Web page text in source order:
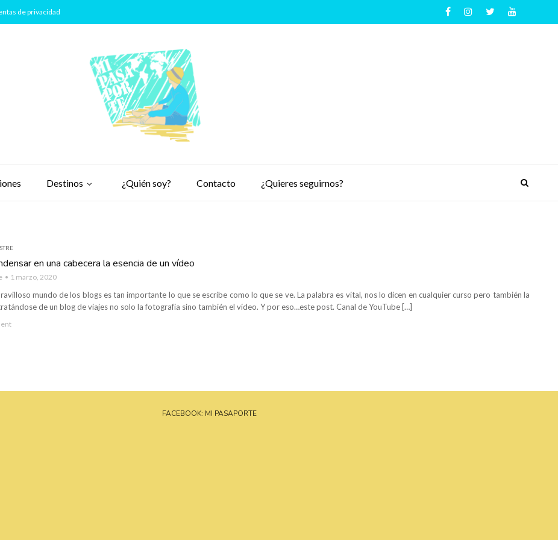
Destinos ¿Quién soy? Contacto ¿Quieres seguirnos?
de privacidad
en una cabecera la esencia de un vídeo
1 marzo, 2020
mundo de los blogs es tan importante lo que se escribe como lo que se ve. La palabra es vital, nos lo dicen en cualquier curso pero también la
de un blog de viajes no solo la fotografía sino también el vídeo. Y por eso…este post. Canal de YouTube […]
FACEBOOK: MI PASAPORTE